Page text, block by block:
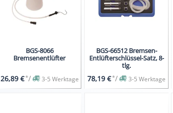
BGS-8066
Bremsenentlüfter
26,89 €*/ 3-5 Werktage
BGS-66512 Bremsen-
Entlüfterschlüssel-Satz, 8-
tlg.
78,19 €*/ 3-5 Werktage